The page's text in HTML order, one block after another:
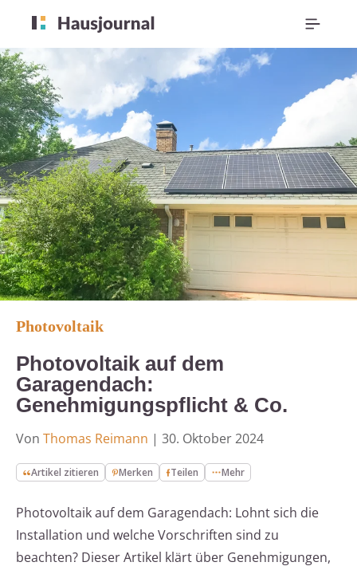
Photovoltaik
Photovoltaik auf dem
Garagendach:
Genehmigungspflicht & Co.
Von Thomas Reimann | 30. Oktober 2024
Artikel zitieren Merken Teilen Mehr
Photovoltaik auf dem Garagendach: Lohnt sich die
Installation und welche Vorschriften sind zu
beachten? Dieser Artikel klärt über Genehmigungen,